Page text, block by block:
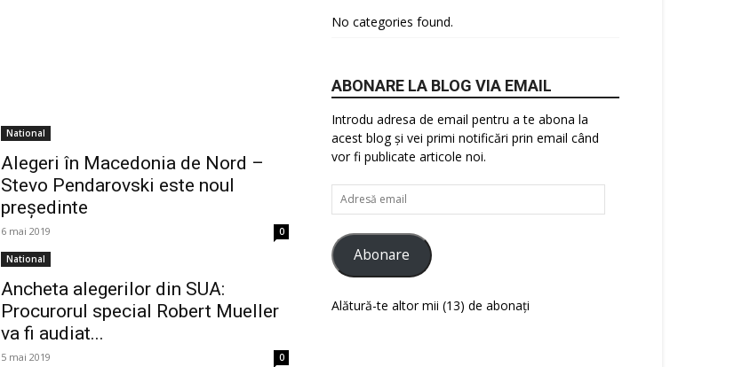
National
Alegeri în Macedonia de Nord –
Stevo Pendarovski este noul
președinte
6 mai 2019 0
National
Ancheta alegerilor din SUA:
Procurorul special Robert Mueller
va fi audiat...
5 mai 2019 0
No categories found.
ABONARE LA BLOG VIA EMAIL
Introdu adresa de email pentru a te abona la
acest blog și vei primi notificări prin email când
vor fi publicate articole noi.
Adresă
email
Abonare
Alătură-te altor mii (13) de abonați